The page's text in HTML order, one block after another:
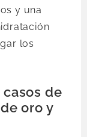
y una
los
de
oro y